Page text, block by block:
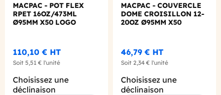
MACPAC - POT FLEX
RPET 16OZ/473ML
Ø95MM X50 LOGO
110,10 € HT
Soit 5,51 € l'unité
Choisissez une
déclinaison
MACPAC - COUVERCLE
DOME CROISILLON 12-
20OZ Ø95MM X50
46,79 € HT
Soit 2,34 € l'unité
Choisissez une
déclinaison